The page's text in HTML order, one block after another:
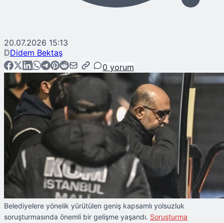
20.07.2026 15:13
DDidem Bektaş
0 yorum
Belediyelere yönelik yürütülen geniş kapsamlı yolsuzluk
soruşturmasında önemli bir gelişme yaşandı. Soruşturma